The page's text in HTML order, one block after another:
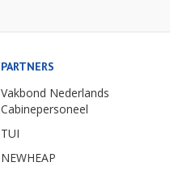
PARTNERS
Vakbond Nederlands
Cabinepersoneel
TUI
NEWHEAP